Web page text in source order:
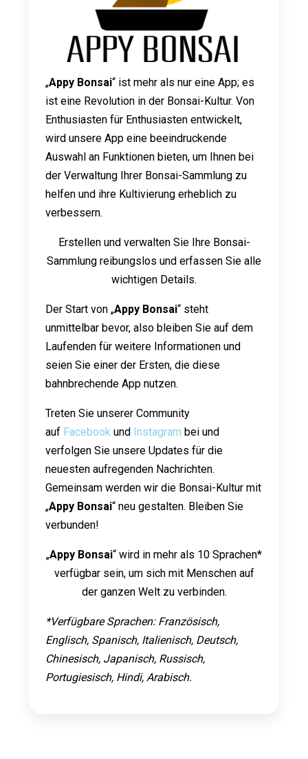
„Appy Bonsai“ ist mehr als nur eine App; es
ist eine Revolution in der Bonsai-Kultur. Von
Enthusiasten für Enthusiasten entwickelt,
wird unsere App eine beeindruckende
Auswahl an Funktionen bieten, um Ihnen bei
der Verwaltung Ihrer Bonsai-Sammlung zu
helfen und ihre Kultivierung erheblich zu
verbessern.
Erstellen und verwalten Sie Ihre Bonsai-
Sammlung reibungslos und erfassen Sie alle
wichtigen Details.
Der Start von „Appy Bonsai“ steht
unmittelbar bevor, also bleiben Sie auf dem
Laufenden für weitere Informationen und
seien Sie einer der Ersten, die diese
bahnbrechende App nutzen.
Treten Sie unserer Community
auf Facebook und Instagram bei und
verfolgen Sie unsere Updates für die
neuesten aufregenden Nachrichten.
Gemeinsam werden wir die Bonsai-Kultur mit
„Appy Bonsai“ neu gestalten. Bleiben Sie
verbunden!
„Appy Bonsai“ wird in mehr als 10 Sprachen*
verfügbar sein, um sich mit Menschen auf
der ganzen Welt zu verbinden.
*Verfügbare Sprachen: Französisch,
Englisch, Spanisch, Italienisch, Deutsch,
Chinesisch, Japanisch, Russisch,
Portugiesisch, Hindi, Arabisch.